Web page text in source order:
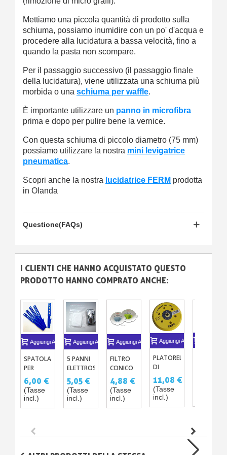
Mettiamo una piccola quantità di prodotto sulla
schiuma, possiamo inumidire con un po' d'acqua e
procedere alla lucidatura a bassa velocità, fino a
quando la pasta non scompare.
Per il passaggio successivo (il passaggio finale
della lucidatura), viene utilizzata una schiuma più
morbida o una schiuma per waffle.
È importante utilizzare un panno in microfibra
prima e dopo per pulire bene la vernice.
Con questa schiuma di piccolo diametro (75 mm)
possiamo utilizzare la nostra mini levigatrice
pneumatica.
Scopri anche la nostra lucidatrice FERM prodotta
in Olanda
Questione(FAQs)
I CLIENTI CHE HANNO ACQUISTATO QUESTO
PRODOTTO HANNO COMPRATO ANCHE:
Aggiungi Al Carrello
SPATOLA
PER
MESCOLARE
X5
6,00 €
(Tasse
incl.)
Aggiungi Al Carrello
5 PANNI
ELETTROSTATICI
PER
VERNICE
CROMO
5,05 €
(Tasse
incl.)
Aggiungi Al Carrello
FILTRO
CONICO
PER
VERNICI
X10
4,88 €
(Tasse
incl.)
Aggiungi Al Carrello
PLATORELLO
DI
SUPPORTO
PER
DISCO
ABRASIVO
11,08 €
(Tasse
incl.)